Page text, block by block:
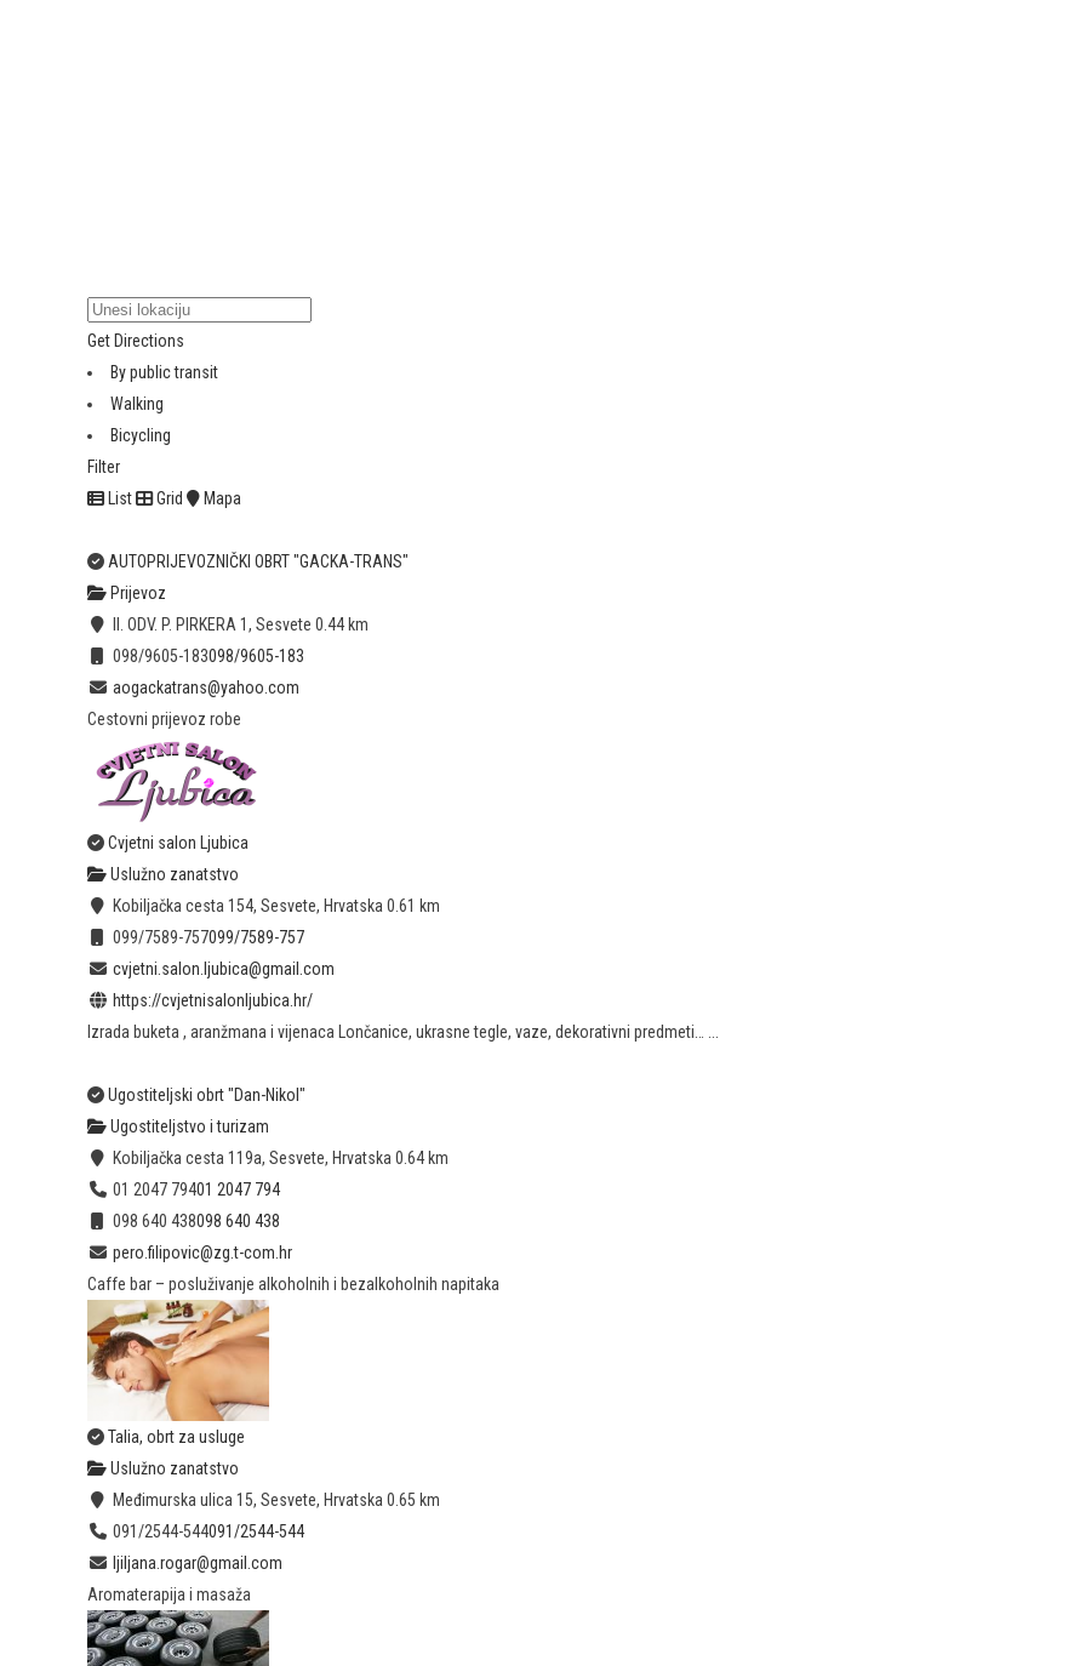
Get Directions
By public transit
Walking
Bicycling
Filter
List
Grid Mapa
AUTOPRIJEVOZNIČKI OBRT "GACKA-TRANS"
Prijevoz
II. ODV. P. PIRKERA 1, Sesvete 0.44 km
098/9605-183098/9605-183
aogackatrans@yahoo.com
Cestovni prijevoz robe
Cvjetni salon Ljubica
Uslužno zanatstvo
Kobiljačka cesta 154, Sesvete, Hrvatska 0.61 km
099/7589-757099/7589-757
cvjetni.salon.ljubica@gmail.com
https://cvjetnisalonljubica.hr/
Izrada buketa , aranžmana i vijenaca Lončanice, ukrasne tegle, vaze, dekorativni predmeti… ...
Ugostiteljski obrt "Dan-Nikol"
Ugostiteljstvo i turizam
Kobiljačka cesta 119a, Sesvete, Hrvatska 0.64 km
01 2047 79401 2047 794
098 640 438098 640 438
pero.filipovic@zg.t-com.hr
Caffe bar – posluživanje alkoholnih i bezalkoholnih napitaka
Talia, obrt za usluge
Uslužno zanatstvo
Međimurska ulica 15, Sesvete, Hrvatska 0.65 km
091/2544-544091/2544-544
ljiljana.rogar@gmail.com
Aromaterapija i masaža